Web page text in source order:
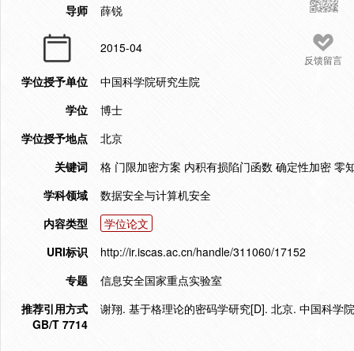
反馈留言
导师
薛锐
2015-04
学位授予单位
中国科学院研究生院
学位
博士
学位授予地点
北京
关键词
格 门限加密方案 内积有损陷门函数 确定性加密 零
学科领域
数据安全与计算机安全
内容类型
学位论文
URI标识
http://ir.iscas.ac.cn/handle/311060/17152
专题
信息安全国家重点实验室
推荐引用方式
GB/T 7714
谢翔. 基于格理论的密码学研究[D]. 北京. 中国科学